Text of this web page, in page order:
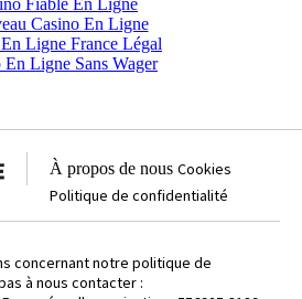
Fiable En Ligne
Casino En Ligne
Ligne France Légal
En Ligne Sans Wager
À propos de nous Cookies
Politique de confidentialité
concernant notre politique de
à nous contacter :